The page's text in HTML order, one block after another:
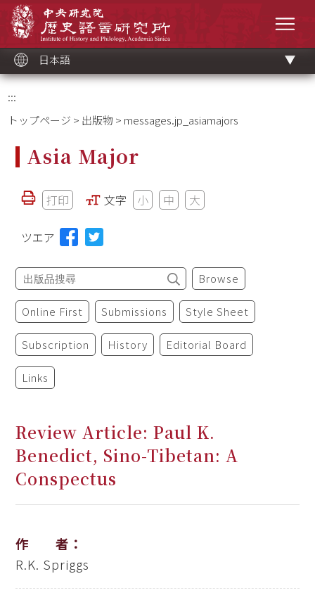
ッ
ク
日本語
:::
トップページ > 出版物 > messages.jp_asiamajors
Asia Major
打印 文字 小 中 大
ツエア
Browse
Online First Submissions Style Sheet
Subscription History Editorial Board
Links
Review Article: Paul K.
Benedict, Sino-Tibetan: A
Conspectus
作 者：
R.K. Spriggs